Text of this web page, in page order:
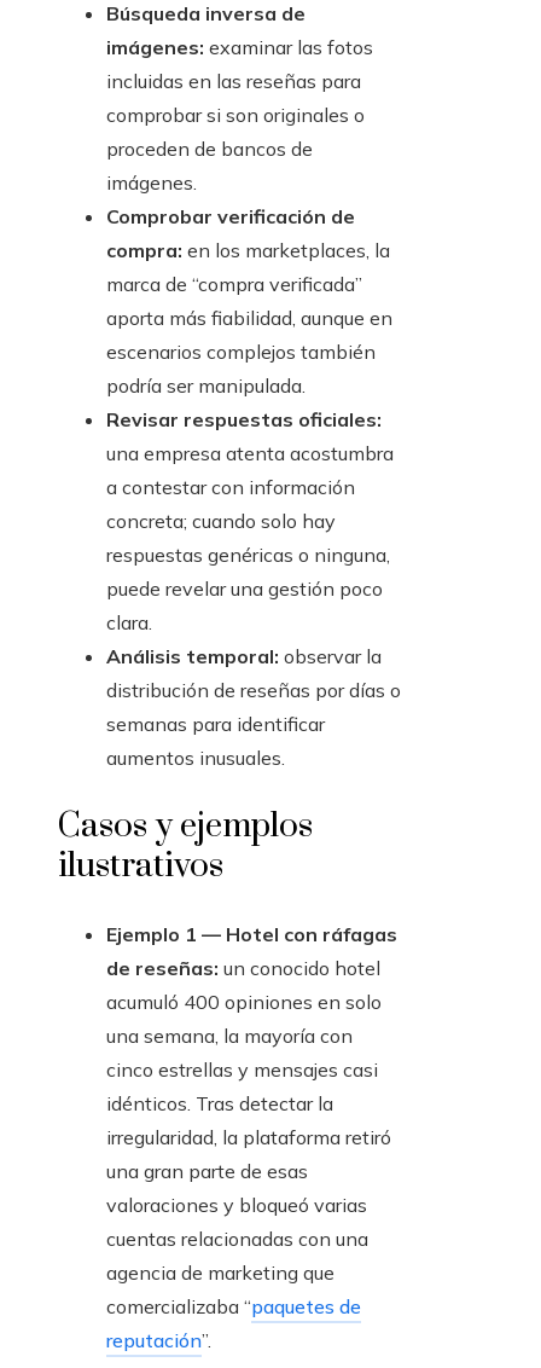
Búsqueda inversa de
imágenes: examinar las fotos
incluidas en las reseñas para
comprobar si son originales o
proceden de bancos de
imágenes.
Comprobar verificación de
compra: en los marketplaces, la
marca de “compra verificada”
aporta más fiabilidad, aunque en
escenarios complejos también
podría ser manipulada.
Revisar respuestas oficiales:
una empresa atenta acostumbra
a contestar con información
concreta; cuando solo hay
respuestas genéricas o ninguna,
puede revelar una gestión poco
clara.
Análisis temporal: observar la
distribución de reseñas por días o
semanas para identificar
aumentos inusuales.
Casos y ejemplos
ilustrativos
Ejemplo 1 — Hotel con ráfagas
de reseñas: un conocido hotel
acumuló 400 opiniones en solo
una semana, la mayoría con
cinco estrellas y mensajes casi
idénticos. Tras detectar la
irregularidad, la plataforma retiró
una gran parte de esas
valoraciones y bloqueó varias
cuentas relacionadas con una
agencia de marketing que
comercializaba “paquetes de
reputación”.